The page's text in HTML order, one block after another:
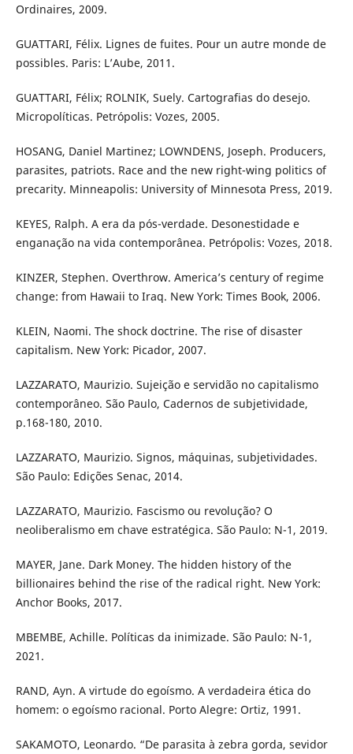
Ordinaires, 2009.
GUATTARI, Félix. Lignes de fuites. Pour un autre monde de
possibles. Paris: L’Aube, 2011.
GUATTARI, Félix; ROLNIK, Suely. Cartografias do desejo.
Micropolíticas. Petrópolis: Vozes, 2005.
HOSANG, Daniel Martinez; LOWNDENS, Joseph. Producers,
parasites, patriots. Race and the new right-wing politics of
precarity. Minneapolis: University of Minnesota Press, 2019.
KEYES, Ralph. A era da pós-verdade. Desonestidade e
enganação na vida contemporânea. Petrópolis: Vozes, 2018.
KINZER, Stephen. Overthrow. America’s century of regime
change: from Hawaii to Iraq. New York: Times Book, 2006.
KLEIN, Naomi. The shock doctrine. The rise of disaster
capitalism. New York: Picador, 2007.
LAZZARATO, Maurizio. Sujeição e servidão no capitalismo
contemporâneo. São Paulo, Cadernos de subjetividade,
p.168-180, 2010.
LAZZARATO, Maurizio. Signos, máquinas, subjetividades.
São Paulo: Edições Senac, 2014.
LAZZARATO, Maurizio. Fascismo ou revolução? O
neoliberalismo em chave estratégica. São Paulo: N-1, 2019.
MAYER, Jane. Dark Money. The hidden history of the
billionaires behind the rise of the radical right. New York:
Anchor Books, 2017.
MBEMBE, Achille. Políticas da inimizade. São Paulo: N-1,
2021.
RAND, Ayn. A virtude do egoísmo. A verdadeira ética do
homem: o egoísmo racional. Porto Alegre: Ortiz, 1991.
SAKAMOTO, Leonardo. “De parasita à zebra gorda, sevidor